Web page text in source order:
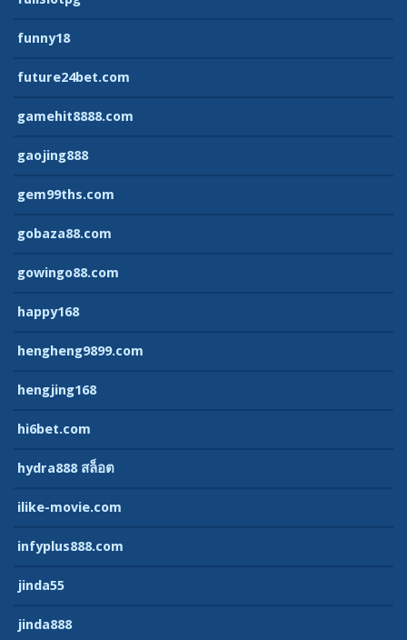
funny18
future24bet.com
gamehit8888.com
gaojing888
gem99ths.com
gobaza88.com
gowingo88.com
happy168
hengheng9899.com
hengjing168
hi6bet.com
hydra888 สล็อต
ilike-movie.com
infyplus888.com
jinda55
jinda888